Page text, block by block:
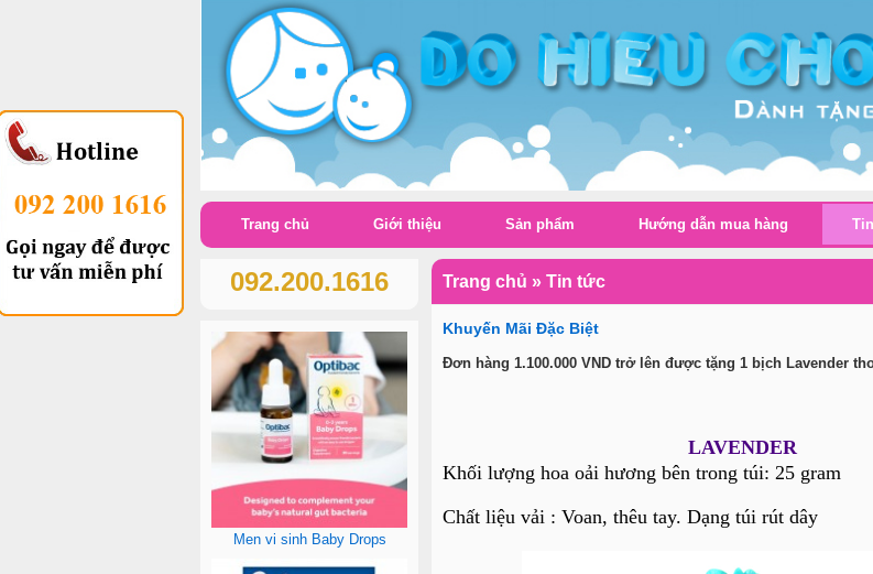
Khuyến Mãi Đặc Biệt
Đơn hàng 1.100.000 VND trở lên được tặng 1 bịch Lavender
LAVENDER
Khối lượng hoa oải hương bên trong túi: 25 gram
Chất liệu vải : Voan, thêu tay. Dạng túi rút dây
Trang chủ » Tin tức
092.200.1616
Men vi sinh Baby Drops
Trang chủ Giới thiệu Sản phẩm Hướng dẫn mua hàng